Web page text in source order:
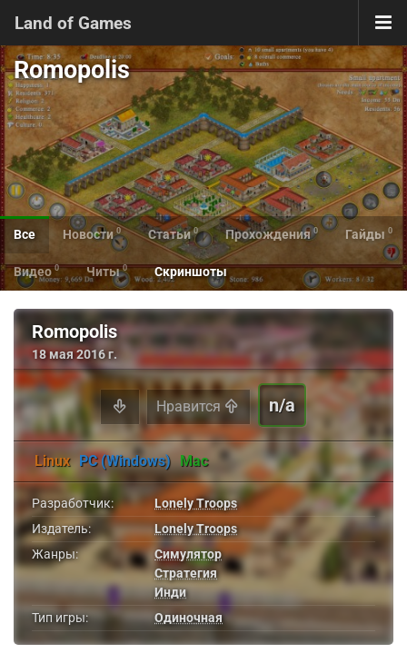
Land of Games
Romopolis
Все Новости 0 Статьи 0 Прохождения 0 Гайды 0
Видео 0 Читы 0 Скриншоты
Romopolis
18 мая 2016 г.
Нравится n/a
Linux PC (Windows) Mac
Разработчик:
Lonely Troops
Издатель:
Lonely Troops
Жанры:
Симулятор
Стратегия
Инди
Тип игры:
Одиночная